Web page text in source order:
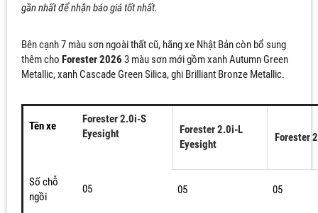
gần nhất để nhận báo giá tốt nhất.
Bên cạnh 7 màu sơn ngoài thất cũ, hãng xe Nhật Bản còn bổ sung
thêm cho Forester 2026 3 màu sơn mới gồm xanh Autumn Green
Metallic, xanh Cascade Green Silica, ghi Brilliant Bronze Metallic.
Tên xe
Forester 2.0i-S
Eyesight
Forester 2.0i-L
Eyesight
Forester
Số chỗ
ngồi
05 05 05